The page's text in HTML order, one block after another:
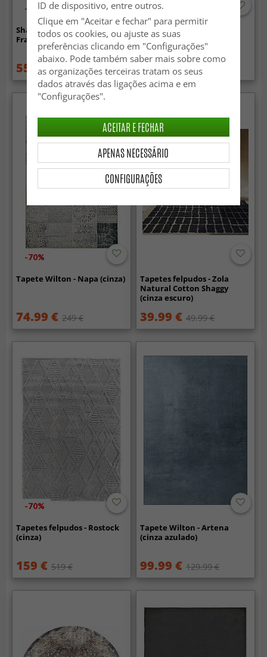
-60%
Shaggy - Indoor/Outdoor
Francisco (cinza)
55.99 € 139.99 €
Tapetes felpudos - Zoe
(cinza)
47.99 € 79.99 €
-70%
Tapete Wilton - Napa (cinza)
74.99 € 249 €
Tapetes felpudos - Zola
Natural Cotton Shaggy
(cinza escuro)
39.99 € 49.99 €
-70%
Tapetes felpudos - Rostock
(cinza)
159 € 519 €
Tapete Wilton - Artena
(cinza azulado)
99.99 € 129.99 €
ID de dispositivo, entre outros.
Clique em "Aceitar e fechar" para permitir
todos os cookies, ou ajuste as suas
preferências clicando em "Configurações"
abaixo. Pode também saber mais sobre como
as organizações terceiras tratam os seus
dados através das ligações acima e em
"Configurações".
CONFIGURAÇÕES
APENAS NECESSÁRIO
ACEITAR E FECHAR